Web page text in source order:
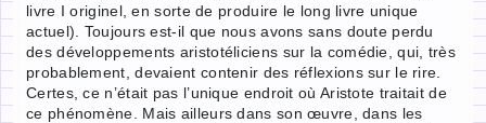
livre I originel, en sorte de produire le long livre unique
actuel). Toujours est-il que nous avons sans doute perdu
des développements aristotéliciens sur la comédie, qui, très
probablement, devaient contenir des réflexions sur le rire.
Certes, ce n’était pas l’unique endroit où Aristote traitait de
ce phénomène. Mais ailleurs dans son œuvre, dans les